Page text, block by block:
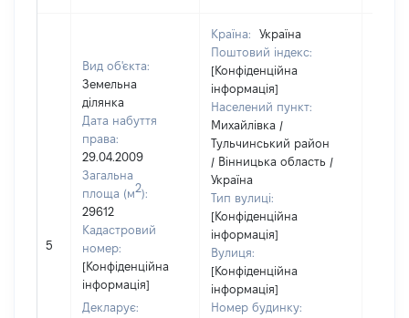
5
Вид об'єкта:
Земельна
ділянка
Дата набуття
права:
29.04.2009
Загальна
площа (м2):
29612
Кадастровий
номер:
[Конфіденційна
інформація]
Декларує:
Країна:
Україна
Поштовий індекс:
[Конфіденційна
інформація]
Населений пункт:
Михайлівка /
Тульчинський район
/ Вінницька область /
Україна
Тип вулиці:
[Конфіденційна
інформація]
Вулиця:
[Конфіденційна
інформація]
Номер будинку: